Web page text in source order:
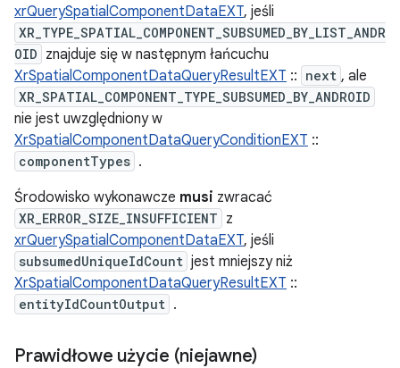
xrQuerySpatialComponentDataEXT, jeśli
XR_TYPE_SPATIAL_COMPONENT_SUBSUMED_BY_LIST_ANDR
OID znajduje się w następnym łańcuchu
XrSpatialComponentDataQueryResultEXT :: next , ale
XR_SPATIAL_COMPONENT_TYPE_SUBSUMED_BY_ANDROID
nie jest uwzględniony w
XrSpatialComponentDataQueryConditionEXT ::
componentTypes .
Środowisko wykonawcze musi zwracać
XR_ERROR_SIZE_INSUFFICIENT z
xrQuerySpatialComponentDataEXT, jeśli
subsumedUniqueIdCount jest mniejszy niż
XrSpatialComponentDataQueryResultEXT ::
entityIdCountOutput .
Prawidłowe użycie (niejawne)